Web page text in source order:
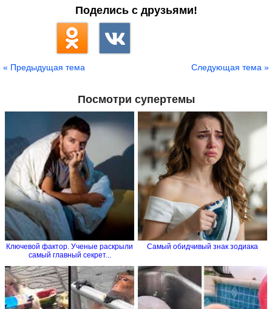
Поделись с друзьями!
« Предыдущая тема Следующая тема »
Посмотри супертемы
Ключевой фактор. Ученые раскрыли
самый главный секрет...
Самый обидчивый знак зодиака